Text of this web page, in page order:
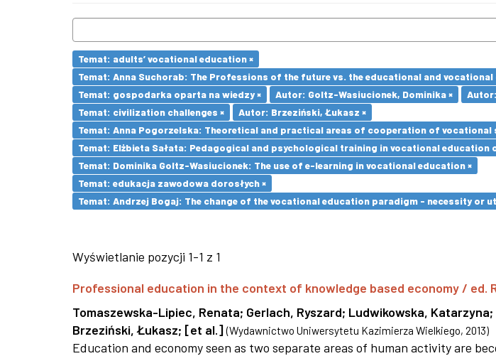
Temat: adults’ vocational education ×
Temat: Anna Suchorab: The Professions of the future vs. the educational and
Temat: gospodarka oparta na wiedzy ×
Autor: Goltz-Wasiucionek, Dominika ×
Temat: civilization challenges ×
Autor: Brzeziński, Łukasz ×
Temat: Anna Pogorzelska: Theoretical and practical areas of cooperation of vocational
Temat: Elżbieta Sałata: Pedagogical and psychological training in vocational education
Temat: Dominika Goltz-Wasiucionek: The use of e-learning in vocational education ×
Temat: edukacja zawodowa dorosłych ×
Temat: Andrzej Bogaj: The change of the vocational education paradigm - necessity or
Wyświetlanie pozycji 1-1 z 1
Professional education in the context of knowledge based economy / ed.
Tomaszewska-Lipiec, Renata; Gerlach, Ryszard; Ludwikowska, Katarzyna;
Brzeziński, Łukasz; [et al.] (Wydawnictwo Uniwersytetu Kazimierza Wielkiego, 2013)
Education and economy seen as two separate areas of human activity are